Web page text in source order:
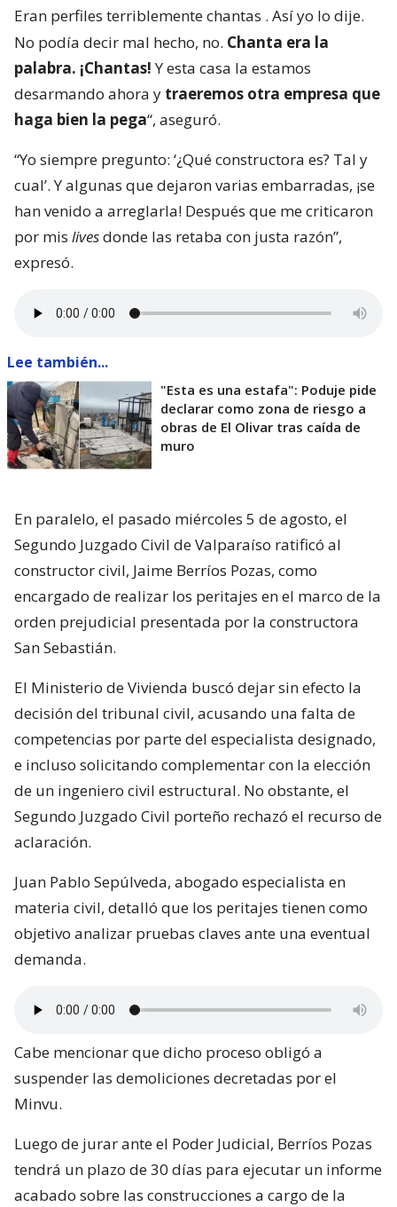
Eran perfiles terriblemente chantas . Así yo lo dije.
No podía decir mal hecho, no. Chanta era la
palabra. ¡Chantas!Y esta casa la estamos
desarmando ahora y traeremos otra empresa que
haga bien la pega“, aseguró.
“Yo siempre pregunto: ‘¿Qué constructora es? Tal y
cual’. Y algunas que dejaron varias embarradas, ¡se
han venido a arreglarla! Después que me criticaron
por mis livesdonde las retaba con justa razón”,
expresó.
Lee también...
"Esta es una estafa": Poduje pide
declarar como zona de riesgo a
obras de El Olivar tras caída de
muro
En paralelo, el pasado miércoles 5 de agosto, el
Segundo Juzgado Civil de Valparaíso ratificó al
constructor civil, Jaime Berríos Pozas, como
encargado de realizar los peritajes en el marco de la
orden prejudicial presentada por la constructora
San Sebastián.
El Ministerio de Vivienda buscó dejar sin efecto la
decisión del tribunal civil, acusando una falta de
competencias por parte del especialista designado,
e incluso solicitando complementar con la elección
de un ingeniero civil estructural. No obstante, el
Segundo Juzgado Civil porteño rechazó el recurso de
aclaración.
Juan Pablo Sepúlveda, abogado especialista en
materia civil, detalló que los peritajes tienen como
objetivo analizar pruebas claves ante una eventual
demanda.
Cabe mencionar que dicho proceso obligó a
suspender las demoliciones decretadas por el
Minvu.
Luego de jurar ante el Poder Judicial, Berríos Pozas
tendrá un plazo de 30 días para ejecutar un informe
acabado sobre las construcciones a cargo de la